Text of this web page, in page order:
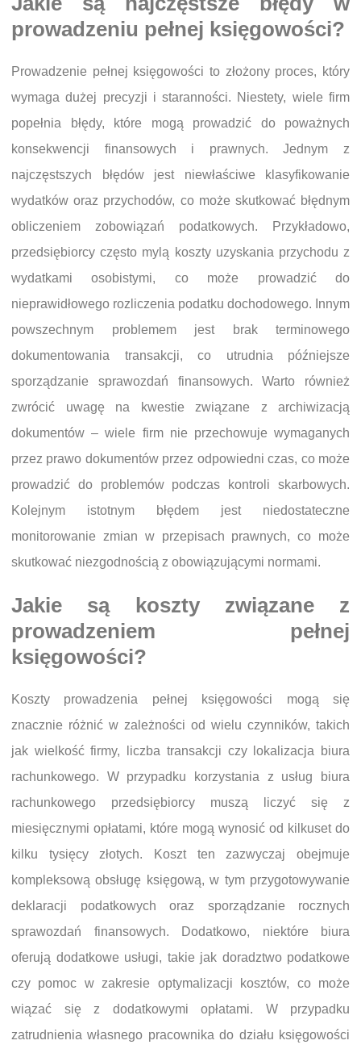
prowadzeniu pełnej księgowości?
Prowadzenie pełnej księgowości to złożony proces, który
wymaga dużej precyzji i staranności. Niestety, wiele firm
popełnia błędy, które mogą prowadzić do poważnych
konsekwencji finansowych i prawnych. Jednym z
najczęstszych błędów jest niewłaściwe klasyfikowanie
wydatków oraz przychodów, co może skutkować błędnym
obliczeniem zobowiązań podatkowych. Przykładowo,
przedsiębiorcy często mylą koszty uzyskania przychodu z
wydatkami osobistymi, co może prowadzić do
nieprawidłowego rozliczenia podatku dochodowego. Innym
powszechnym problemem jest brak terminowego
dokumentowania transakcji, co utrudnia późniejsze
sporządzanie sprawozdań finansowych. Warto również
zwrócić uwagę na kwestie związane z archiwizacją
dokumentów – wiele firm nie przechowuje wymaganych
przez prawo dokumentów przez odpowiedni czas, co może
prowadzić do problemów podczas kontroli skarbowych.
Kolejnym istotnym błędem jest niedostateczne
monitorowanie zmian w przepisach prawnych, co może
skutkować niezgodnością z obowiązującymi normami.
Jakie są koszty związane z
prowadzeniem pełnej
księgowości?
Koszty prowadzenia pełnej księgowości mogą się
znacznie różnić w zależności od wielu czynników, takich
jak wielkość firmy, liczba transakcji czy lokalizacja biura
rachunkowego. W przypadku korzystania z usług biura
rachunkowego przedsiębiorcy muszą liczyć się z
miesięcznymi opłatami, które mogą wynosić od kilkuset do
kilku tysięcy złotych. Koszt ten zazwyczaj obejmuje
kompleksową obsługę księgową, w tym przygotowywanie
deklaracji podatkowych oraz sporządzanie rocznych
sprawozdań finansowych. Dodatkowo, niektóre biura
oferują dodatkowe usługi, takie jak doradztwo podatkowe
czy pomoc w zakresie optymalizacji kosztów, co może
wiązać się z dodatkowymi opłatami. W przypadku
zatrudnienia własnego pracownika do działu księgowości